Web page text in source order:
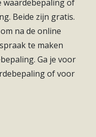
Ook zijn alle
nou eens handig!
waardebepaling of
Beide zijn gratis.
na de online
te maken
Ga je voor
of voor